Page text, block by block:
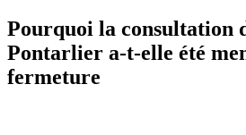
Pourquoi la consultation
Pontarlier a-t-elle été
fermeture